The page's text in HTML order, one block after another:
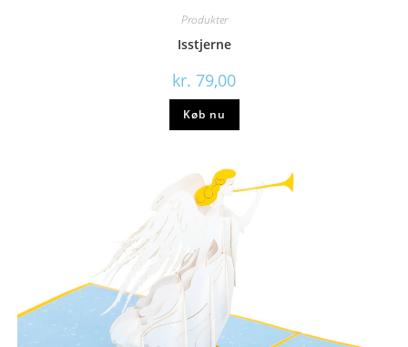
Produkter
Isstjerne
kr. 79,00
Køb nu